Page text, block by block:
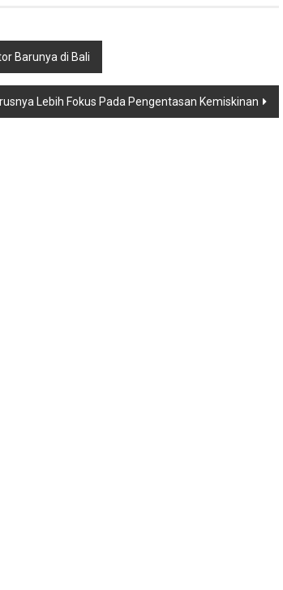
Barunya di Bali
Lebih Fokus Pada Pengentasan Kemiskinan